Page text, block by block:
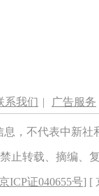
系我们 | 广告服务
息，不代表中新
止转载、摘编、
ICP证040655号] [